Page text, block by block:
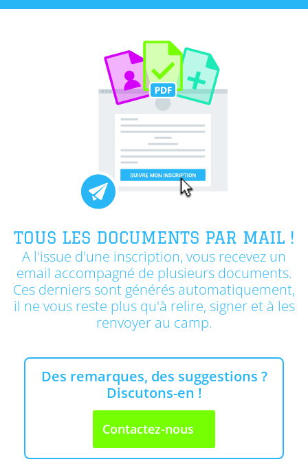
TOUS LES DOCUMENTS PAR MAIL !
A l'issue d'une inscription, vous recevez un
email accompagné de plusieurs documents.
Ces derniers sont générés automatiquement,
il ne vous reste plus qu'à relire, signer et à les
renvoyer au camp.
Des remarques, des suggestions ?
Discutons-en !
Contactez-nous